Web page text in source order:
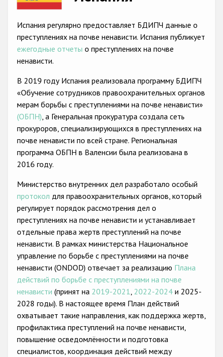
Anti-Roma hate crime
Anti-Semitic hate crime
Other hate crime based on religion or belief
Anti-LGBTI hate crime
Проекты БДИПЧ
Организации гражданского общества
Государства-участники
Испания регулярно предоставляет БДИПЧ данные о
преступлениях на почве ненависти. Испания публикует
ежегодные отчеты о преступлениях на почве
ненависти.
В 2019 году Испания реализовала программу БДИПЧ
«Обучение сотрудников правоохранительных органов
мерам борьбы с преступлениями на почве ненависти»
(ОБПН), а Генеральная прокуратура создала сеть
прокуроров, специализирующихся в преступлениях на
почве ненависти по всей стране. Региональная
программа ОБПН в Валенсии была реализована в
2016 году.
Министерство внутренних дел разработало особый
протокол для правоохранительных органов, который
регулирует порядок рассмотрения дел о
преступлениях на почве ненависти и устанавливает
отдельные права жертв преступлений на почве
ненависти. В рамках министерства Национальное
управление по борьбе с преступлениями на почве
ненависти (ONDOD) отвечает за реализацию Плана
действий по борьбе с преступлениями на почве
ненависти (принят на 2019-2021, 2022-2024 и 2025-
2028 годы). В настоящее время План действий
охватывает такие направления, как поддержка жертв,
профилактика преступлений на почве ненависти,
повышение осведомлённости и подготовка
специалистов, координация действий между